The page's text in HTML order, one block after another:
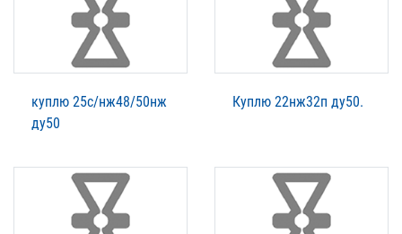
куплю 25с/нж48/50нж
ду50
Куплю 22нж32п ду50.